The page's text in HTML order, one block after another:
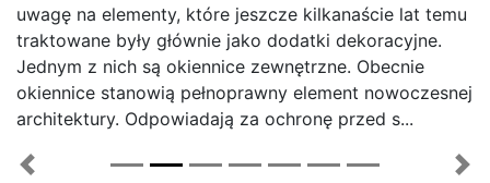
uwagę na elementy, które jeszcze kilkanaście lat temu
traktowane były głównie jako dodatki dekoracyjne.
Jednym z nich są okiennice zewnętrzne. Obecnie
okiennice stanowią pełnoprawny element nowoczesnej
architektury. Odpowiadają za ochronę przed s...